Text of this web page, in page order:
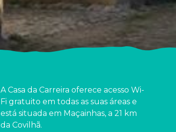
A Casa da Carreira oferece acesso Wi-
Fi gratuito em todas as suas áreas e
está situada em Maçainhas, a 21 km
da Covilhã.